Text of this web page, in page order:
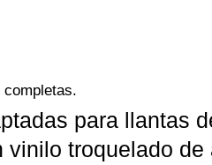
completas.
para llantas
vinilo troquelado de